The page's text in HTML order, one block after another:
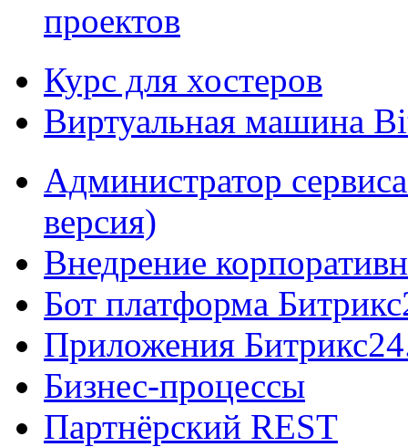
проектов
Курс для хостеров
Виртуальная машина
Администратор
версия)
Внедрение
Бот платформа
Приложения
Бизнес-процессы
Партнёрский REST